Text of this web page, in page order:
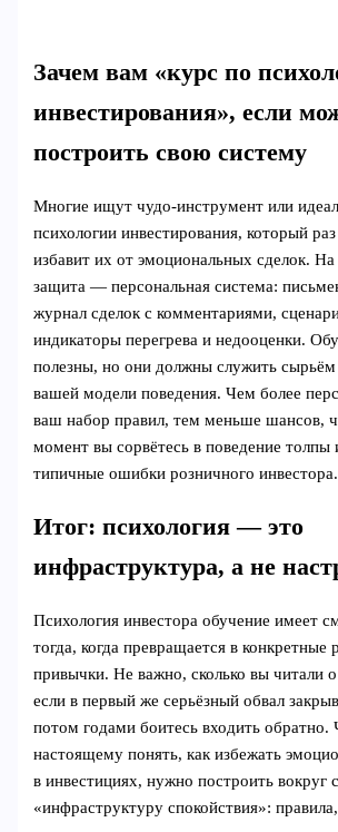
Зачем вам «курс по
инвестирования», если
построить свою систему
Многие ищут чудо-инструмент или
психологии инвестирования, который раз
избавит их от эмоциональных сделок.
защита — персональная система:
журнал сделок с комментариями,
индикаторы перегрева и недооценки.
полезны, но они должны служить сырьём
вашей модели поведения. Чем более
ваш набор правил, тем меньше шансов,
момент вы сорвётесь в поведение толпы
типичные ошибки розничного инвестора.
Итог: психология — это
инфраструктура, а не
Психология инвестора обучение имеет
тогда, когда превращается в конкретные
привычки. Не важно, сколько вы читали
если в первый же серьёзный обвал
потом годами боитесь входить
настоящему понять, как избежать
в инвестициях, нужно построить вокруг
«инфраструктуру спокойствия»: